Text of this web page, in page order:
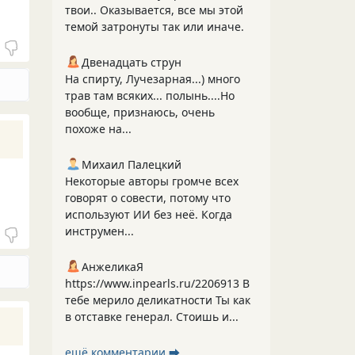
твои.. Оказывается, все мы этой
темой затронуты так или иначе.
Двенадцать струн
На спирту, Лучезарная...) много
трав там всяких... полынь....Но
вообще, признаюсь, очень
похоже на...
Михаил Палецкий
Некоторые авторы громче всех
говорят о совести, потому что
используют ИИ без неё. Когда
инструмен...
АнжеликаЯ
https://www.inpearls.ru/2206913 В
тебе мерило деликатности Ты как
в отставке генерал. Стоишь и...